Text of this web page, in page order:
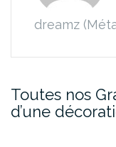
dreamz
Toutes nos
d’une